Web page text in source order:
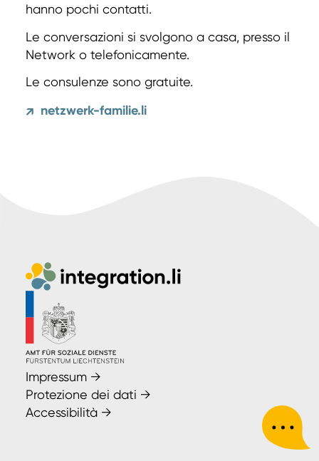
hanno pochi contatti.
Le conversazioni si svolgono a casa, presso il
Network o telefonicamente.
Le consulenze sono gratuite.
↗ netzwerk-familie.li
Impressum →
Protezione dei dati →
Accessibilità →